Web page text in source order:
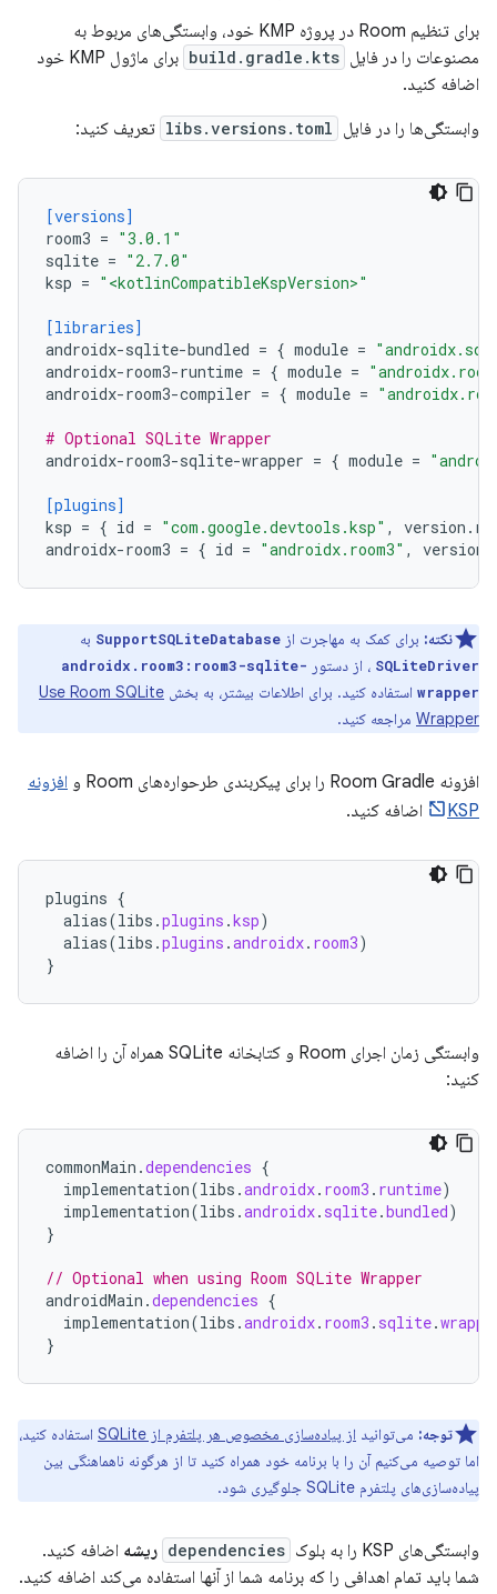
برای تنظیم Room در پروژه KMP خود، وابستگی‌های مربوط به
مصنوعات را در فایل build.gradle.kts
برای ماژول KMP خود
اضافه کنید.
وابستگی‌ها را در فایل libs.versions.toml تعریف کنید:
[versions]
room3 = "3.0.1"
sqlite = "2.7.0"
ksp = "<kotlinCompatibleKspVersion>"
[libraries]
androidx-sqlite-bundled = { module =
androidx-room3-runtime = { module =
androidx-room3-compiler = { module =
# Optional SQLite Wrapper
androidx-room3-sqlite-wrapper = { module =
[plugins]
ksp = { id = "com.google.devtools.ksp" , version .
androidx-room3 = { id = "androidx.room3" , version
نکته: برای کمک به مهاجرت از SupportSQLiteDatabase به
SQLiteDriver ، از دستور androidx.room3:room3-sqlite-
wrapper استفاده کنید. برای اطلاعات بیشتر، به بخش Use Room SQLite
Wrapper مراجعه کنید.
افزونه Room Gradle را برای پیکربندی طرحواره‌های Room و
افزونه
KSP
اضافه کنید.
plugins {
alias(libs .plugins .ksp)
alias(libs .plugins .androidx. room3)
}
وابستگی زمان اجرای Room و کتابخانه SQLite همراه آن را اضافه
کنید:
commonMain .dependencies {
implementation(libs .androidx. room3 . runtime)
implementation(libs .androidx. sqlite.bundled)
}
// Optional when using Room SQLite Wrapper
androidMain .dependencies {
implementation(libs .androidx. room3 . sqlite.
}
توجه: می‌توانید از پیاده‌سازی مخصوص هر پلتفرم از SQLite
استفاده کنید،
اما توصیه می‌کنیم آن را با برنامه خود همراه کنید تا از هرگونه ناهماهنگی بین
پیاده‌سازی‌های پلتفرم SQLite جلوگیری شود.
وابستگی‌های KSP را به بلوک dependencies ریشه اضافه کنید.
شما باید تمام اهدافی را که برنامه شما از آنها استفاده می‌کند اضافه کنید.